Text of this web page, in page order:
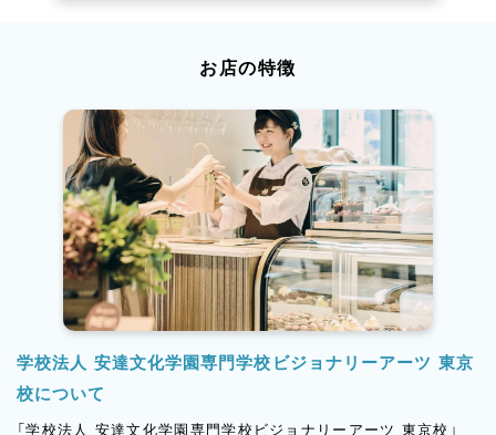
お店の特徴
学校法人 安達文化学園専門学校ビジョナリーアーツ 東京
校について
「学校法人 安達文化学園専門学校ビジョナリーアーツ 東京校」